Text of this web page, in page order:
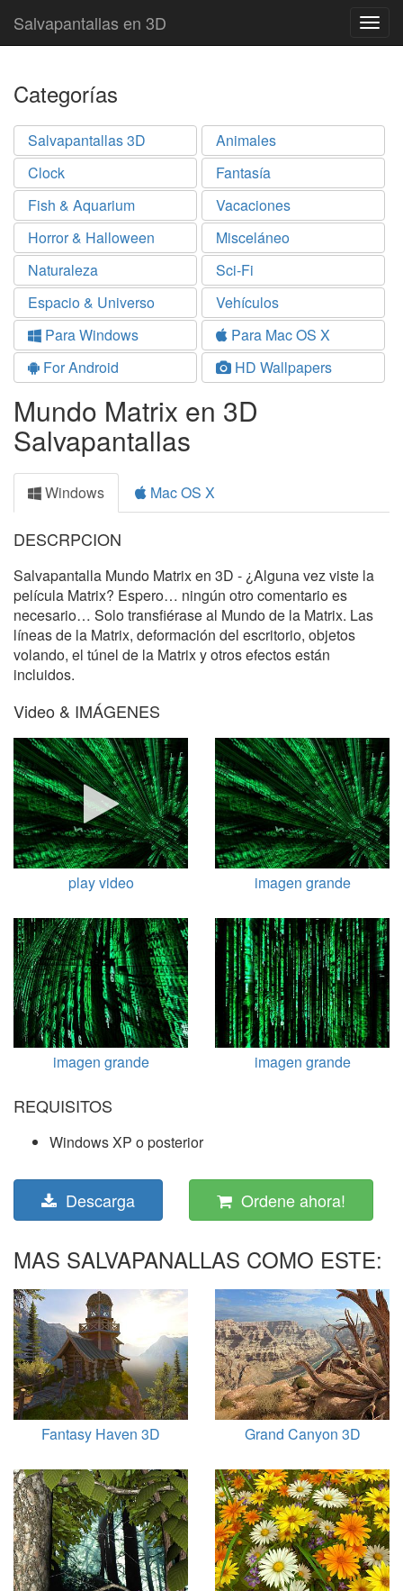
Salvapantallas en 3D
Categorías
Salvapantallas 3D
Animales
Clock
Fantasía
Fish & Aquarium
Vacaciones
Horror & Halloween
Misceláneo
Naturaleza
Sci-Fi
Espacio & Universo
Vehículos
Para Windows
Para Mac OS X
For Android
HD Wallpapers
Mundo Matrix en 3D
Salvapantallas
Windows Mac OS X
DESCRPCION
Salvapantalla Mundo Matrix en 3D - ¿Alguna vez viste la
película Matrix? Espero… ningún otro comentario es
necesario… Solo transfiérase al Mundo de la Matrix. Las
líneas de la Matrix, deformación del escritorio, objetos
volando, el túnel de la Matrix y otros efectos están
incluidos.
Video & IMÁGENES
play video imagen grande
imagen grande imagen grande
REQUISITOS
Windows XP o posterior
Descarga Ordene ahora!
MAS SALVAPANALLAS COMO ESTE:
Fantasy Haven 3D Grand Canyon 3D